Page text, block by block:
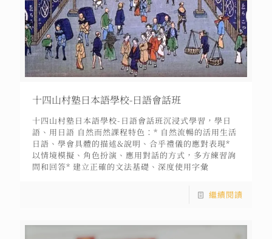
十四山村塾日本語學校-日語會話班
十四山村塾日本語學校-日語會話班沉浸式學習，學日
語、用日語 自然而然課程特色：* 自然流暢的活用生活
日語、學會具體的描述&說明、合乎禮儀的應對表現*
以情境模擬、角色扮演、應用對話的方式，多方練習詢
問和回答* 建立正確的文法基礎、深度使用字彙
繼續閱讀